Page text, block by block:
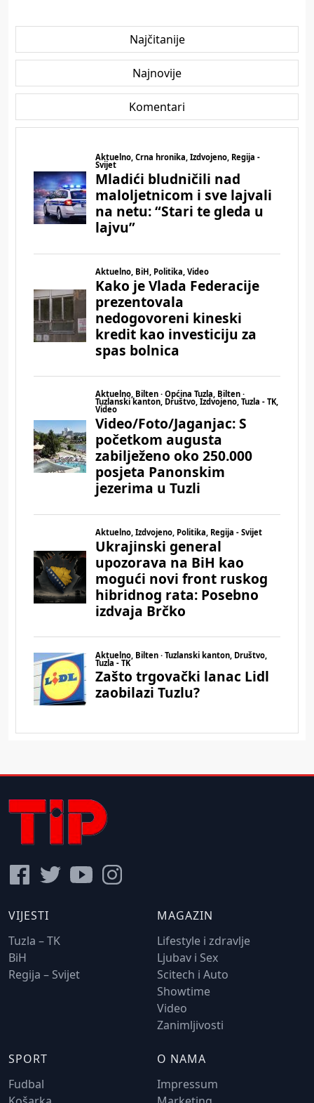
Najčitanije
Najnovije
Komentari
VIJESTI
Tuzla – TK
BiH
Regija – Svijet
MAGAZIN
Lifestyle i zdravlje
Ljubav i Sex
Scitech i Auto
Showtime
Video
Zanimljivosti
SPORT
Fudbal
O NAMA
Impressum